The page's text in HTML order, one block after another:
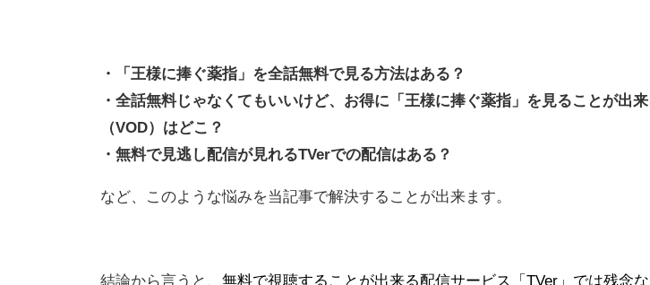
・「王様に捧ぐ薬指」を全話無料で見る方法はある？
・全話無料じゃなくてもいいけど、お得に「王様に捧ぐ薬指」を見ることが出
（VOD）はどこ？
・無料で見逃し配信が見れるTVerでの配信はある？
など、このような悩みを当記事で解決することが出来ます。
結論から言うと、 無料で視聴することが出来る配信サービス「TVer」では残念